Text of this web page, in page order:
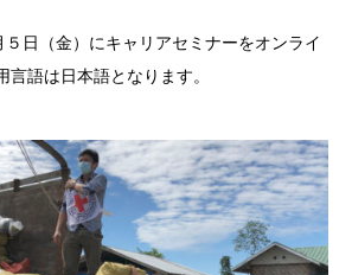
日（金）にキャリアセミナーをオンライ
言語は日本語となります。